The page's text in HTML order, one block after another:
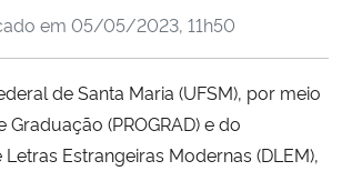
Inovações e Comunicações
em 05/05/2023, 11h50
de Santa Maria (UFSM), por meio
(PROGRAD) e do
Estrangeiras Modernas (DLEM),